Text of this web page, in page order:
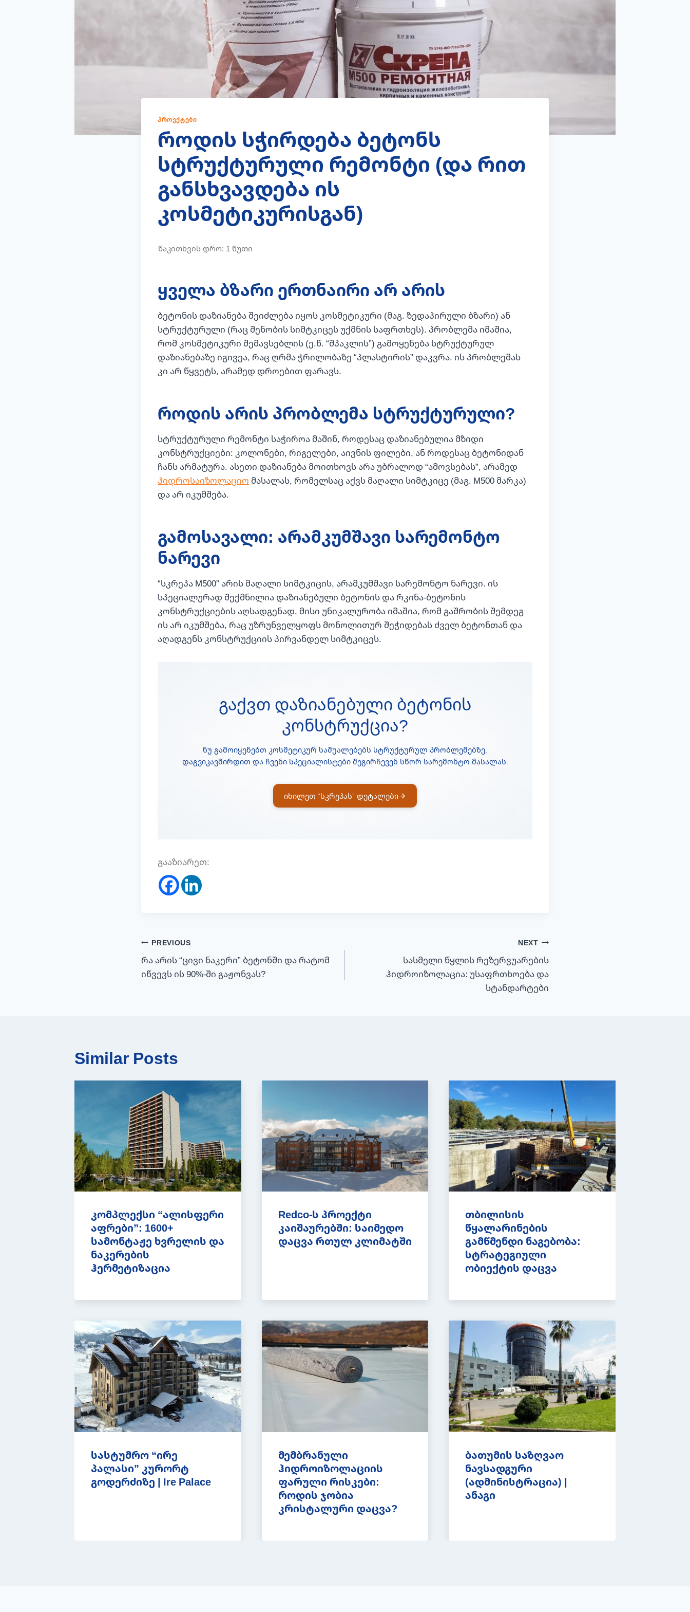
ᲞᲠᲝᲔᲥᲢᲔᲑᲘ
როდის სჭირდება ბეტონს
სტრუქტურული რემონტი (და რით
განსხვავდება ის
კოსმეტიკურისგან)
ყველა ბზარი ერთნაირი არ არის
ბეტონის დაზიანება შეიძლება იყოს კოსმეტიკური (მაგ. ზედაპირული ბზარი) ან
სტრუქტურული (რაც შენობის სიმტკიცეს უქმნის საფრთხეს). პრობლემა იმაშია,
რომ კოსმეტიკური შემავსებლის (ე.წ. “შპაკლის”) გამოყენება სტრუქტურულ
დაზიანებაზე იგივეა, რაც ღრმა ჭრილობაზე “პლასტირის” დაკვრა. ის პრობლემას
კი არ წყვეტს, არამედ დროებით ფარავს.
როდის არის პრობლემა სტრუქტურული?
სტრუქტურული რემონტი საჭიროა მაშინ, როდესაც დაზიანებულია მზიდი
კონსტრუქციები: კოლონები, რიგელები, აივნის ფილები, ან როდესაც ბეტონიდან
ჩანს არმატურა. ასეთი დაზიანება მოითხოვს არა უბრალოდ “ამოვსებას”, არამედ
ჰიდროსაიზოლაციო მასალას, რომელსაც აქვს მაღალი სიმტკიცე (მაგ. M500 მარკა)
და არ იკუმშება.
გამოსავალი: არამკუმშავი სარემონტო
ნარევი
“სკრეპა M500” არის მაღალი სიმტკიცის, არამკუმშავი სარემონტო ნარევი. ის
სპეციალურად შექმნილია დაზიანებული ბეტონის და რკინა-ბეტონის
კონსტრუქციების აღსადგენად. მისი უნიკალურობა იმაშია, რომ გაშრობის შემდეგ
ის არ იკუმშება, რაც უზრუნველყოფს მონოლითურ შეჭიდებას ძველ ბეტონთან და
აღადგენს კონსტრუქციის პირვანდელ სიმტკიცეს.
Გაქვთ Დაზიანებული Ბეტონის
Კონსტრუქცია?
ნუ გამოიყენებთ კოსმეტიკურ საშუალებებს სტრუქტურულ პრობლემებზე.
დაგვიკავშირდით და ჩვენი სპეციალისტები შეგირჩევენ სწორ სარემონტო მასალას.
იხილეთ “სკრეპას” დეტალები
გააზიარეთ:
პოსტის
ნავიგაცია
PREVIOUS
რა არის “ცივი ნაკერი” ბეტონში და რატომ
იწვევს ის 90%-ში გაჟონვას?
NEXT
სასმელი წყლის რეზერვუარების
ჰიდროიზოლაცია: უსაფრთხოება და
სტანდარტები
Similar Posts
კომპლექსი “ალისფერი
აფრები”: 1600+
სამონტაჟე ხვრელის და
ნაკერების
ჰერმეტიზაცია
Redco-ს პროექტი
კაიშაურებში: საიმედო
დაცვა რთულ კლიმატში
თბილისის
წყალარინების
გამწმენდი ნაგებობა:
სტრატეგიული
ობიექტის დაცვა
სასტუმრო “ირე
პალასი” კურორტ
გოდერძიზე | Ire Palace
მემბრანული
ჰიდროიზოლაციის
ფარული რისკები:
როდის ჯობია
კრისტალური დაცვა?
ბათუმის საზღვაო
ნავსადგური
(ადმინისტრაცია) |
ანაგი